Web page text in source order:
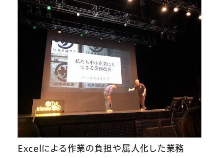
Excelによる作業の負担や属人化した業務